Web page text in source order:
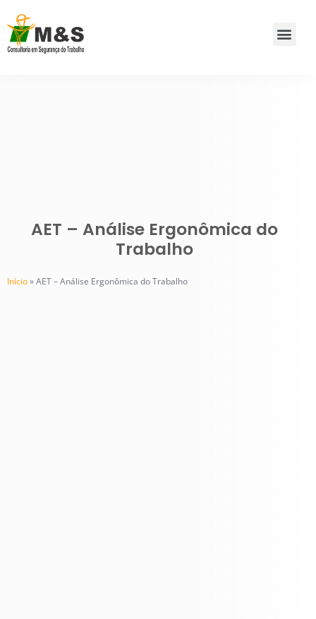
AET – Análise Ergonômica do
Trabalho
Início»AET – Análise Ergonômica do Trabalho